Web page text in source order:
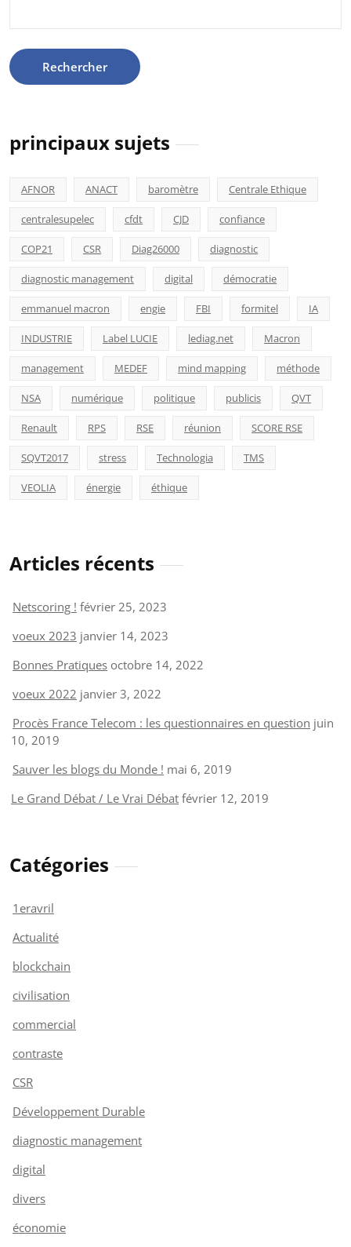
principaux sujets
AFNOR ANACT baromètre Centrale Ethique
centralesupelec cfdt CJD confiance
COP21 CSR Diag26000 diagnostic
diagnostic management digital démocratie
emmanuel macron engie FBI formitel IA
INDUSTRIE Label LUCIE lediag.net Macron
management MEDEF mind mapping méthode
NSA numérique politique publicis QVT
Renault RPS RSE réunion SCORE RSE
SQVT2017 stress Technologia TMS
VEOLIA énergie éthique
Articles récents
Netscoring ! février 25, 2023
voeux 2023 janvier 14, 2023
Bonnes Pratiques octobre 14, 2022
voeux 2022 janvier 3, 2022
Procès France Telecom : les questionnaires en question juin
10, 2019
Sauver les blogs du Monde ! mai 6, 2019
Le Grand Débat / Le Vrai Débat février 12, 2019
Catégories
1eravril
Actualité
blockchain
civilisation
commercial
contraste
CSR
Développement Durable
diagnostic management
digital
divers
économie